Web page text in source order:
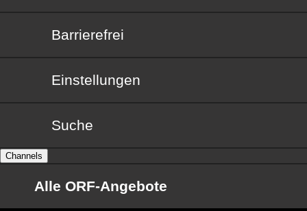
Barrierefrei
Barrierefrei
Einstellungen
Suche
Channels
Alle ORF-Angebote